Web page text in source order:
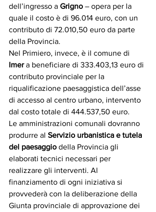
dell’ingresso a Grigno – opera per la
quale il costo è di 96.014 euro, con un
contributo di 72.010,50 euro da parte
della Provincia.
Nel Primiero, invece, è il comune di
Imer a beneficiare di 333.403,13 euro di
contributo provinciale per la
riqualificazione paesaggistica dell’asse
di accesso al centro urbano, intervento
dal costo totale di 444.537,50 euro.
Le amministrazioni comunali dovranno
produrre al Servizio urbanistica e tutela
del paesaggio della Provincia gli
elaborati tecnici necessari per
realizzare gli interventi. Al
finanziamento di ogni iniziativa si
provvederà con la deliberazione della
Giunta provinciale di approvazione dei